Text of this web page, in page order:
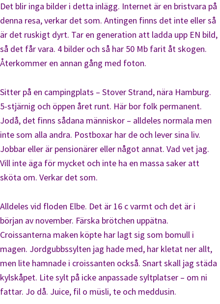
Det blir inga bilder i detta inlägg. Internet är en bristvara på
denna resa, verkar det som. Antingen finns det inte eller så
är det ruskigt dyrt. Tar en generation att ladda upp EN bild,
så det får vara. 4 bilder och så har 50 Mb farit åt skogen.
Återkommer en annan gång med foton.
Sitter på en campingplats – Stover Strand, nära Hamburg.
5-stjärnig och öppen året runt. Här bor folk permanent.
Jodå, det finns sådana människor – alldeles normala men
inte som alla andra. Postboxar har de och lever sina liv.
Jobbar eller är pensionärer eller något annat. Vad vet jag.
Vill inte äga för mycket och inte ha en massa saker att
sköta om. Verkar det som.
Alldeles vid floden Elbe. Det är 16 c varmt och det är i
början av november. Färska brötchen uppätna.
Croissanterna maken köpte har lagt sig som bomull i
magen. Jordgubbssylten jag hade med, har kletat ner allt,
men lite hamnade i croissanten också. Snart skall jag städa
kylskåpet. Lite sylt på icke anpassade syltplatser – om ni
fattar. Jo då. Juice, fil o müsli, te och meddusin.